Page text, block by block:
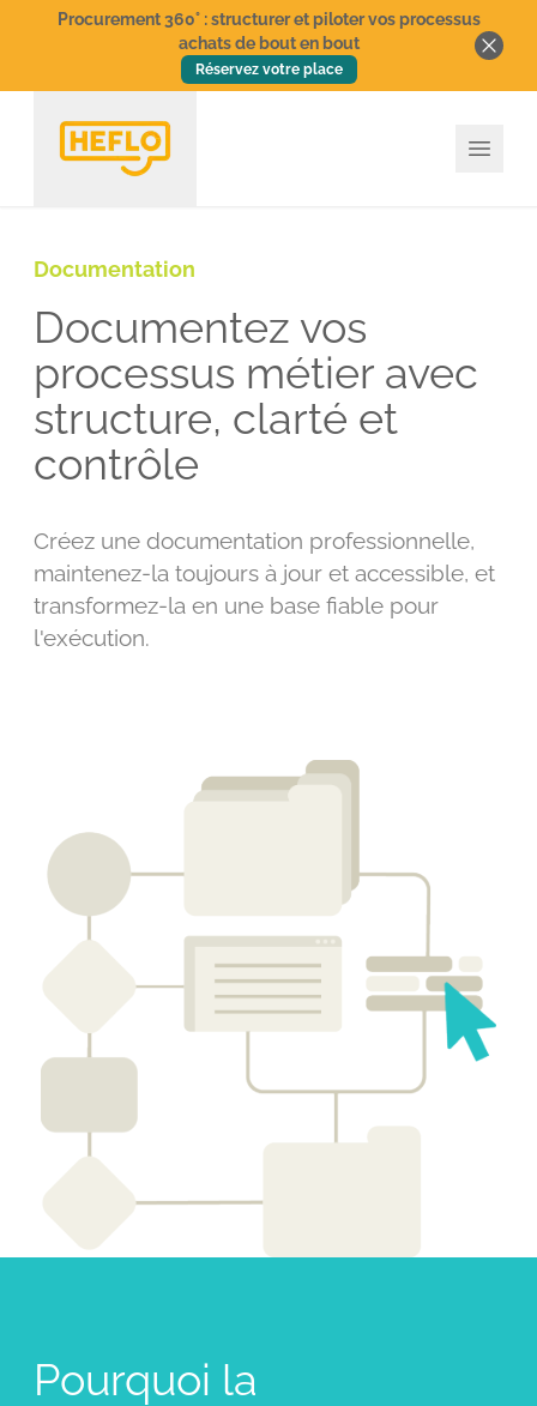
Procurement 360° : structurer et piloter vos processus
achats de bout en bout
Réservez votre place
Documentation
Documentez vos
processus métier avec
structure, clarté et
contrôle
Créez une documentation professionnelle,
maintenez-la toujours à jour et accessible, et
transformez-la en une base fiable pour
l'exécution.
Pourquoi la